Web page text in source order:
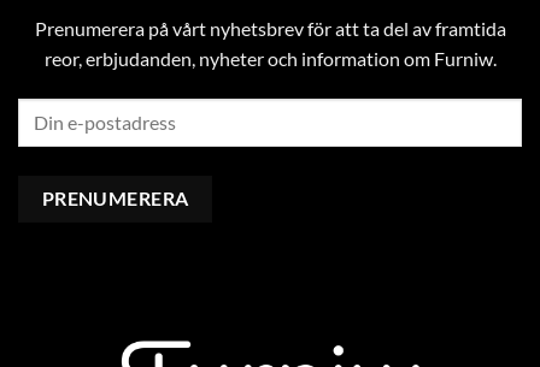
Prenumerera på vårt nyhetsbrev för att ta del av framtida
reor, erbjudanden, nyheter och information om Furniw.